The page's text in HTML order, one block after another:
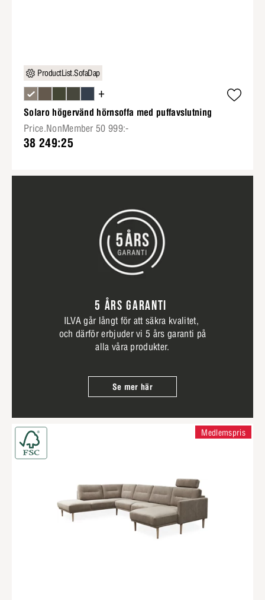
ProductList.SofaDap
+
Solaro högervänd hörnsoffa med puffavslutning
Price.NonMember 50 999:-
38 249:25
5 ÅRS GARANTI
ILVA går långt för att säkra kvalitet,
och därför erbjuder vi 5 års garanti på
alla våra produkter.
Se mer här
Medlemspris